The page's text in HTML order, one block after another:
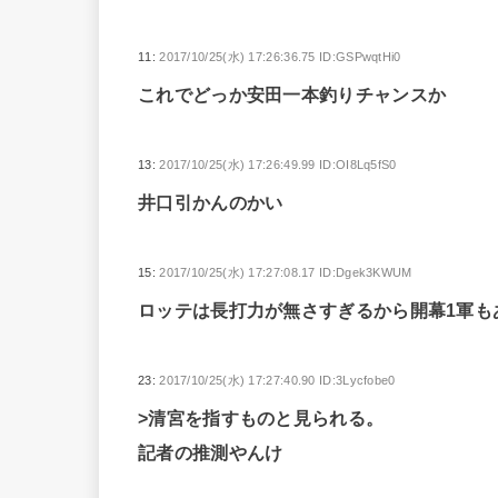
11:2017/10/25(水) 17:26:36.75 ID:GSPwqtHi0
これでどっか安田一本釣りチャンスか
13:2017/10/25(水) 17:26:49.99 ID:OI8Lq5fS0
井口引かんのかい
15:2017/10/25(水) 17:27:08.17 ID:Dgek3KWUM
ロッテは長打力が無さすぎるから開幕1軍も
23:2017/10/25(水) 17:27:40.90 ID:3Lycfobe0
>清宮を指すものと見られる。
記者の推測やんけ